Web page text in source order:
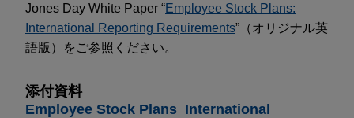
Jones Day White Paper “Employee Stock Plans:
International Reporting Requirements”（オリジナル英
語版）をご参照ください。
添付資料
Employee Stock Plans_International